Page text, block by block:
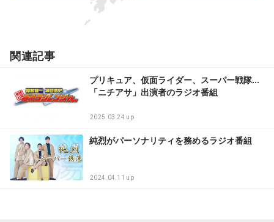
関連記事
プリキュア、仮面ライダー、スーパー戦隊…
「ニチアサ」出演者のラジオ番組
2025.03.24 up
純烈がパーソナリティを務めるラジオ番組
2024.04.11 up